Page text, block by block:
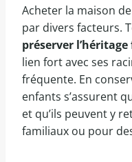
Acheter la maison
par divers facteurs.
préserver
lien fort avec ses
fréquente. En
enfants s’assurent
et qu’ils peuvent y
familiaux ou pour